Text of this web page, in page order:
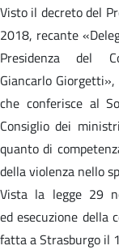
Visto il decreto del
2018, recante
Presidenza del
Giancarlo
che conferisce al
Consiglio dei
quanto di
della violenza nello
Vista la legge 29
ed esecuzione della
fatta a Strasburgo il